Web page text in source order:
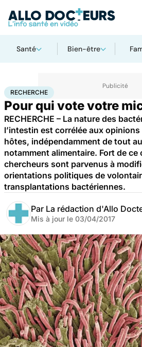
Santé Bien-être
AccueilSantéMaladies Recherche
RECHERCHE
Pour qui vote votre
RECHERCHE – La nature des
l’intestin est corrélée aux
hôtes, indépendamment de tout
notamment alimentaire. Fort de
chercheurs sont parvenus à
orientations politiques de
transplantations bactériennes.
Par La rédaction d'Allo
Mis à jour le 03/04/2017